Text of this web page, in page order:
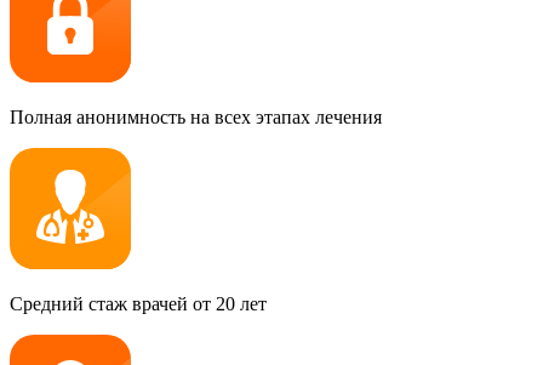
Полная анонимность на всех этапах лечения
Средний стаж врачей от 20 лет